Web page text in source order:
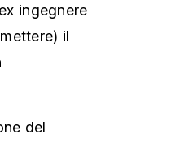
ingegnere
il
del